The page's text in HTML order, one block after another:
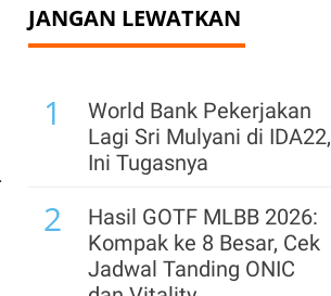
(6/8), MBMA, MDKA,
EXCL Top Losers LQ45
6
Saham TOWR Keluar
dari Indeks LQ45, Analis:
Dampaknya Hanya
Bersifat Teknikal
7
IHSG Flat di Level 6.351
Sesi I Kamis (6/8), HRTA,
PGEO, dan CUAN Jadi
JANGAN LEWATKAN
1
World Bank Pekerjakan
Lagi Sri Mulyani di IDA22,
Ini Tugasnya
2
Hasil GOTF MLBB 2026:
Kompak ke 8 Besar, Cek
Jadwal Tanding ONIC